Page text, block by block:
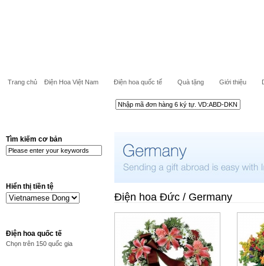
Trang chủ Điện Hoa Việt Nam Điện hoa quốc tế Quà tặng Giới thiệu
Tìm kiếm cơ bản
Hiển thị tiền tệ
Điện hoa quốc tế
Chọn trên 150 quốc gia
Điện hoa Đức / Germany